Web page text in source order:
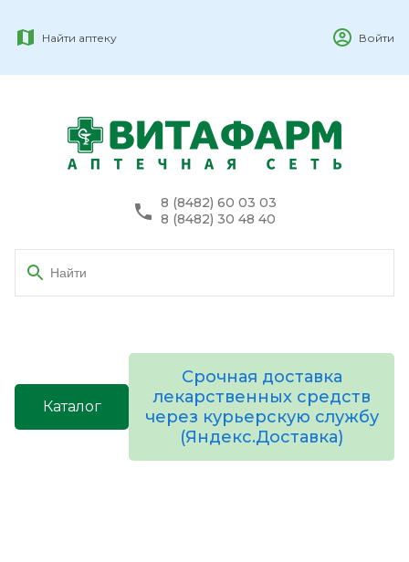
Найти аптеку Войти
8 (8482) 60 03 03
8 (8482) 30 48 40
Каталог
Срочная доставка
лекарственных средств
через курьерскую службу
(Яндекс.Доставка)